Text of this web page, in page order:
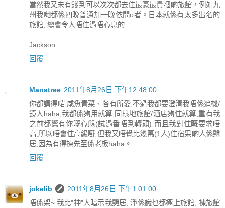
當然我又未有錢到可以次次都去住最豪最貴嗰啲旅館，例如九
州我哋都係四晚普通加一晚依間o者。日本就係有太多出名的
旅館, 總會令人唔住過唔心息的.
Jackson
回覆
Manatree 2011年8月26日 下午12:48:00
你都講得啱,咸魚青菜、各有所愛,不過我都要澄清我唔係追機/
鏡人haha,我都係夠用就算,同樣地旅館/酒店夠住就算,重有我
之前都驚有你嘅心態(試過番唔到轉頭),而且我對住嘅要求唔
高,所以唔會住高級嘢,但我又唔覺比幾萬(1人)住宿果啲人係戇
居,因為有得揀先至係老板haha。
回覆
jokelib
2011年8月26日 下午1:01:00
唔係架~ 我比"神"人暗示我戇居, 淨係識乜都極上旅館, 揀旅館